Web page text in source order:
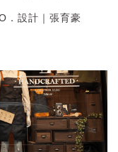
．設計｜張育豪